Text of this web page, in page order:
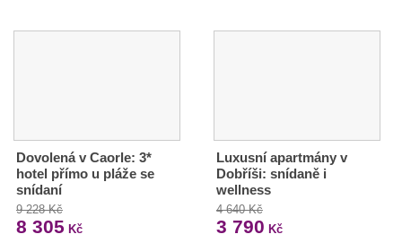
Dovolená v Caorle: 3*
hotel přímo u pláže se
snídaní
9 228 Kč
8 305 Kč
Luxusní apartmány v
Dobříši: snídaně i
wellness
4 640 Kč
3 790 Kč